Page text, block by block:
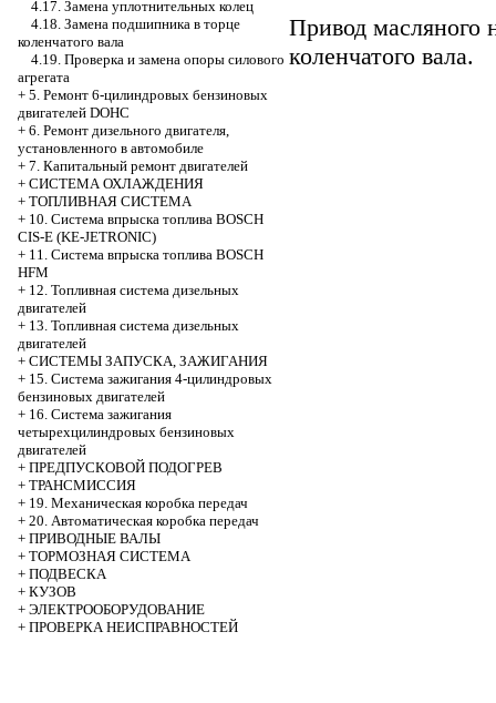
4.17. Замена уплотнительных колец
4.18. Замена подшипника в торце
коленчатого вала
4.19. Проверка и замена опоры силового
агрегата
+ 5. Ремонт 6-цилиндровых бензиновых
двигателей DOHC
+ 6. Ремонт дизельного двигателя,
установленного в автомобиле
+ 7. Капитальный ремонт двигателей
+ СИСТЕМА ОХЛАЖДЕНИЯ
+ ТОПЛИВНАЯ СИСТЕМА
+ 10. Система впрыска топлива BOSCH
CIS-E (KE-JETRONIC)
+ 11. Система впрыска топлива BOSCH
HFM
+ 12. Топливная система дизельных
двигателей
+ 13. Топливная система дизельных
двигателей
+ СИСТЕМЫ ЗАПУСКА, ЗАЖИГАНИЯ
+ 15. Система зажигания 4-цилиндровых
бензиновых двигателей
+ 16. Система зажигания
четырехцилиндровых бензиновых
двигателей
+ ПРЕДПУСКОВОЙ ПОДОГРЕВ
+ ТРАНСМИССИЯ
+ 19. Механическая коробка передач
+ 20. Автоматическая коробка передач
+ ПРИВОДНЫЕ ВАЛЫ
+ ТОРМОЗНАЯ СИСТЕМА
+ ПОДВЕСКА
+ КУЗОВ
+ ЭЛЕКТРООБОРУДОВАНИЕ
+ ПРОВЕРКА НЕИСПРАВНОСТЕЙ
Привод масляного
коленчатого вала.